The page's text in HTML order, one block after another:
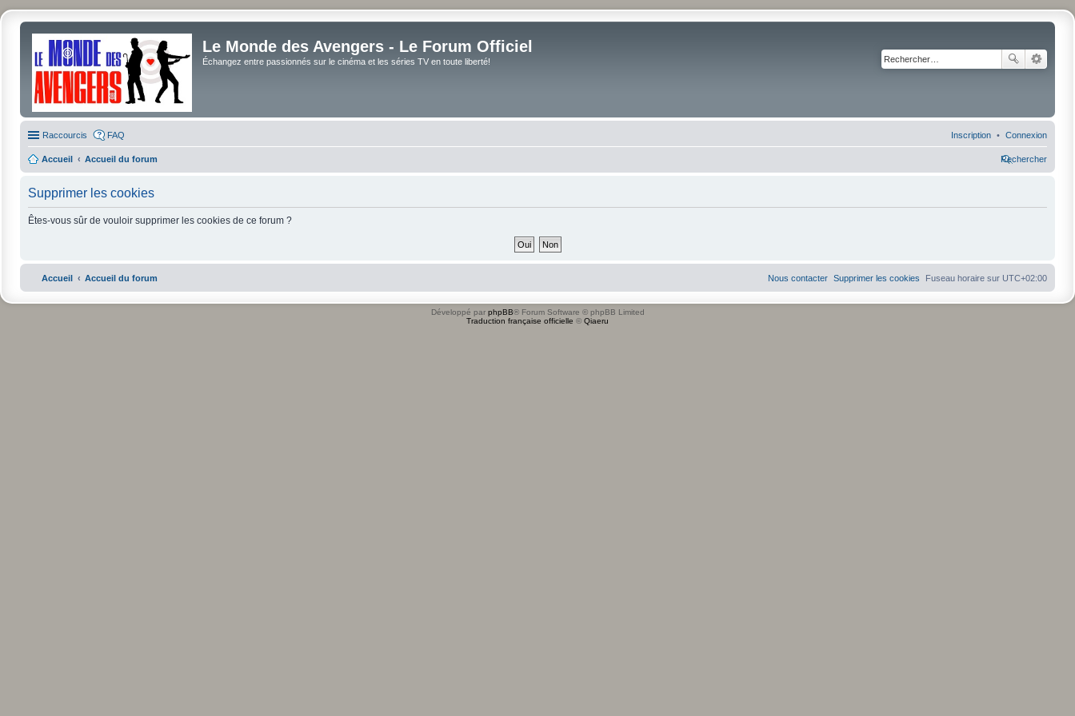
Le Monde des Avengers - Le Forum Officiel
Échangez entre passionnés sur le cinéma et les séries TV en toute liberté!
Raccourcis FAQ Connexion
Inscription
Accueil Accueil du forum Rechercher
Supprimer les cookies
Êtes-vous sûr de vouloir supprimer les cookies de ce forum ?
Accueil Accueil du forum Fuseau horaire sur UTC+02:00
Supprimer les cookies
Nous contacter
Développé par phpBB® Forum Software © phpBB Limited
Traduction française officielle © Qiaeru